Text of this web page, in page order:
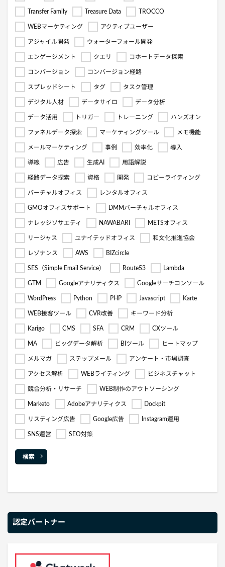
Transfer Family Treasure Data TROCCO
WEBマーケティング アクティブユーザー
アジャイル開発 ウォーターフォール開発
エンゲージメント クエリ コホートデータ探索
コンバージョン コンバージョン経路
スプレッドシート タグ タスク管理
デジタル人材 データサイロ データ分析
データ活用 トリガー トレーニング ハンズオン
ファネルデータ探索 マーケティングツール メモ機能
メールマーケティング 事例 効率化 導入
導線 広告 生成AI 用語解説
経路データ探索 資格 開発 コピーライティング
バーチャルオフィス レンタルオフィス
GMOオフィスサポート DMMバーチャルオフィス
ナレッジソサエティ NAWABARI METSオフィス
リージャス ユナイテッドオフィス 和文化推進協会
レゾナンス AWS BIZcircle
SES（Simple Email Service） Route53 Lambda
GTM Googleアナリティクス Googleサーチコンソール
WordPress Python PHP Javascript Karte
WEB接客ツール CVR改善 キーワード分析
Karigo CMS SFA CRM CXツール
MA ビッグデータ解析 BIツール ヒートマップ
メルマガ ステップメール アンケート・市場調査
アクセス解析 WEBライティング ビジネスチャット
競合分析・リサーチ WEB制作のアウトソーシング
Marketo Adobeアナリティクス Dockpit
リスティング広告 Google広告 Instagram運用
SNS運営 SEO対策
検索
認定パートナー